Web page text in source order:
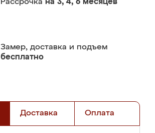
Рассрочка на 3, 4, 6 месяцев
Замер, доставка и подъем
бесплатно
Доставка Оплата